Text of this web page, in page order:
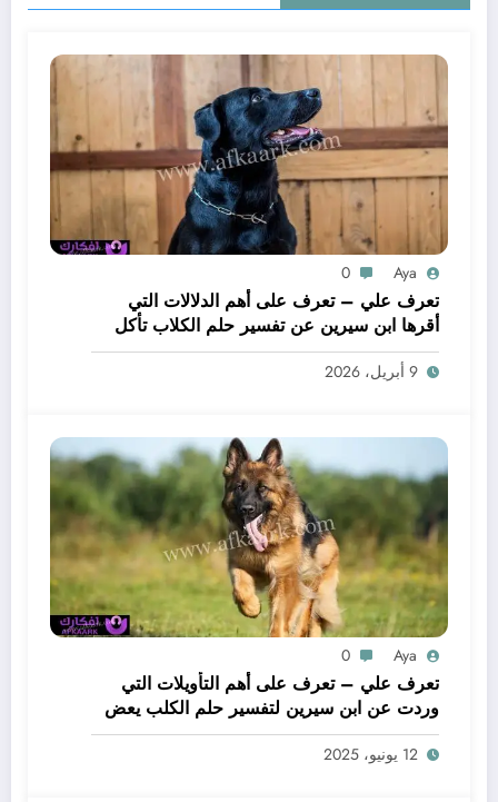
Aya
0
تعرف علي – تعرف على أهم الدلالات التي
أقرها ابن سيرين عن تفسير حلم الكلاب تأكل
لحم – بالتفصيل
9 أبريل، 2026
Aya
0
تعرف علي – تعرف على أهم التأويلات التي
وردت عن ابن سيرين لتفسير حلم الكلب يعض
يدي – بالتفصيل
12 يونيو، 2025